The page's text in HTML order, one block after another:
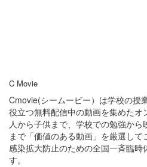
C Movie
Cmovie(シームービー）は学校の授
役立つ無料配信中の動画を集めた
人から子供まで、学校での勉強か
まで「価値のある動画」を厳選し
感染拡大防止のための全国一斉臨
す。